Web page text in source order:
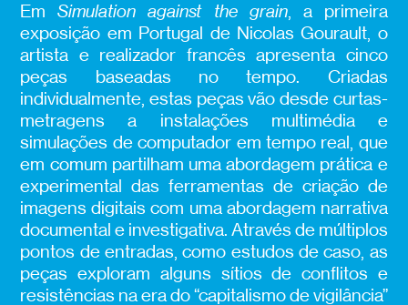
EmSimulation against the grain, a primeira
exposição em Portugal de Nicolas Gourault, o
artista e realizador francês apresenta cinco
peças baseadas no tempo. Criadas
individualmente, estas peças vão desde curtas-
metragens a instalações multimédia e
simulações de computador em tempo real, que
em comum partilham uma abordagem prática e
experimental das ferramentas de criação de
imagens digitais com uma abordagem narrativa
documental e investigativa. Através de múltiplos
pontos de entradas, como estudos de caso, as
peças exploram alguns sítios de conflitos e
resistências na era do “capitalismo de vigilância”